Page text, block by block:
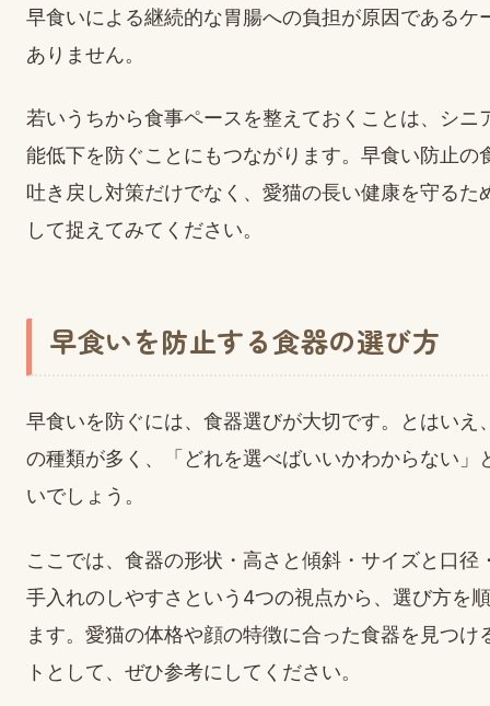
早食いによる継続的な胃腸への負担が原因であるケ
ありません。
若いうちから食事ペースを整えておくことは、シニ
能低下を防ぐことにもつながります。早食い防止の
吐き戻し対策だけでなく、愛猫の長い健康を守るた
して捉えてみてください。
早食いを防止する食器の選び方
早食いを防ぐには、食器選びが大切です。とはいえ
の種類が多く、「どれを選べばいいかわからない」
いでしょう。
ここでは、食器の形状・高さと傾斜・サイズと口径
手入れのしやすさという4つの視点から、選び方を
ます。愛猫の体格や顔の特徴に合った食器を見つけ
トとして、ぜひ参考にしてください。